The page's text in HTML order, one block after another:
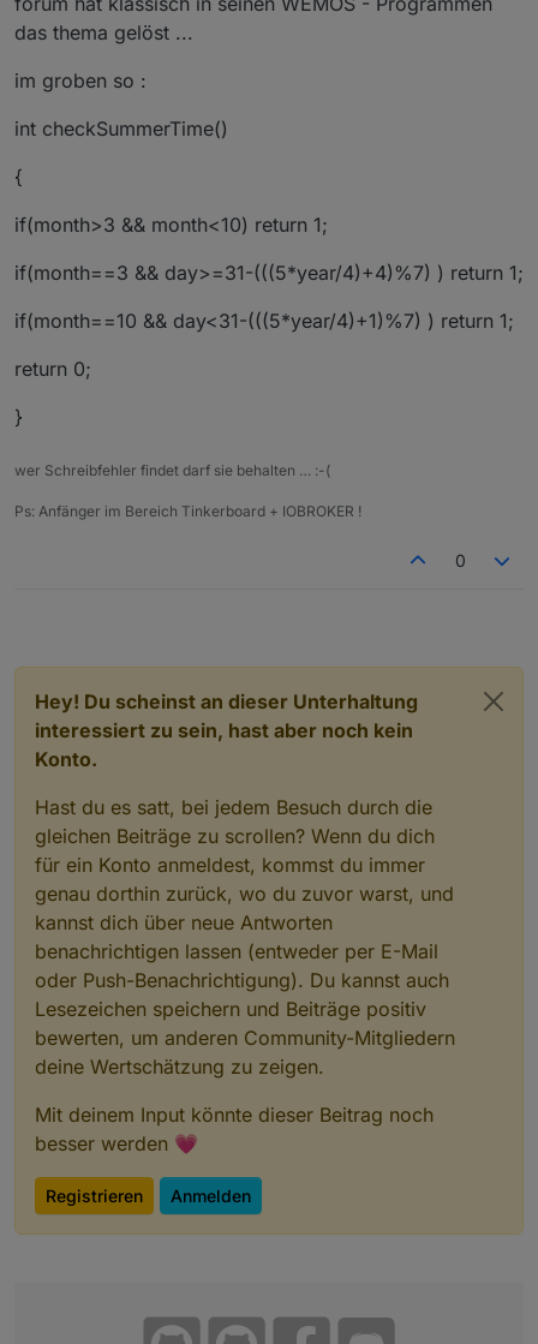
das thema gelöst ...
im groben so :
int checkSummerTime()
{
if(month>3 && month<10) return 1;
if(month==3 && day>=31-(((5*year/4)+4)%7) ) return 1;
if(month==10 && day<31-(((5*year/4)+1)%7) ) return 1;
return 0;
}
wer Schreibfehler findet darf sie behalten … :-(
Ps: Anfänger im Bereich Tinkerboard + IOBROKER !
0
Hey! Du scheinst an dieser Unterhaltung
interessiert zu sein, hast aber noch kein
Konto.
Hast du es satt, bei jedem Besuch durch die
gleichen Beiträge zu scrollen? Wenn du dich
für ein Konto anmeldest, kommst du immer
genau dorthin zurück, wo du zuvor warst, und
kannst dich über neue Antworten
benachrichtigen lassen (entweder per E-Mail
oder Push-Benachrichtigung). Du kannst auch
Lesezeichen speichern und Beiträge positiv
bewerten, um anderen Community-Mitgliedern
deine Wertschätzung zu zeigen.
Mit deinem Input könnte dieser Beitrag noch
besser werden 💗
Registrieren Anmelden